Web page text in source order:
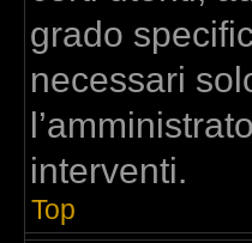
grado
necessari
interventi.
Top